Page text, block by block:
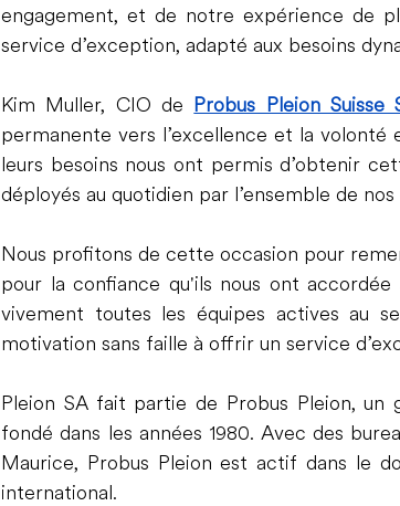
engagement, et de notre expérience de
service d’exception, adapté aux besoins
Kim Muller, CIO de Probus Pleion Suisse
permanente vers l’excellence et la
leurs besoins nous ont permis d’obtenir
déployés au quotidien par l’ensemble de
Nous profitons de cette occasion pour
pour la confiance qu'ils nous ont
vivement toutes les équipes actives au
motivation sans faille à offrir un service
Pleion SA fait partie de Probus Pleion, un
fondé dans les années 1980. Avec des
Maurice, Probus Pleion est actif dans le
international.